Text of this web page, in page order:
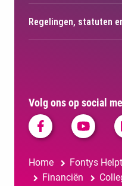
Volg ons op social
Home Fontys
Financiën
Regelingen, statuten